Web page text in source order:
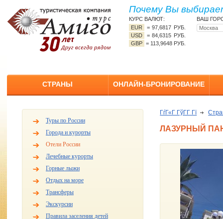
Почему Вы
КУРС ВАЛЮТ:
EUR
=97,6817 РУБ.
USD
=84,6315 РУБ.
GBP = 113,9648 РУБ.
ВАШ
СТРАНЫ ОНЛАЙН-БРОНИРОВАНИЕ
Туры по России
Города и курорты
Отели России
Лечебные курорты
Горные лыжи
Отдых на море
Трансферы
Экскурсии
Правила заселения детей
ГѓГ«Г ГўГ­Г Гї
ЛАЗУРНЫЙ